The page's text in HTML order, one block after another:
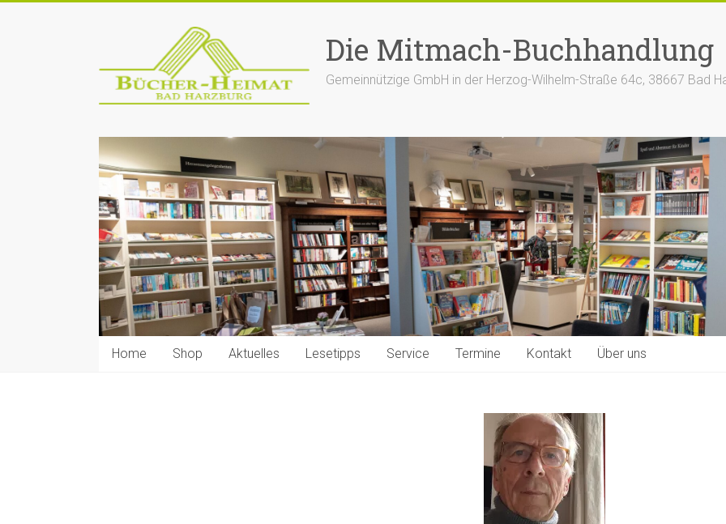
Die Mitmach-Buchhandlung
Gemeinnützige GmbH in der Herzog-Wilhelm-Straße 64c, 38667 Bad
Home Shop Aktuelles Lesetipps Service Termine Kontakt Über uns